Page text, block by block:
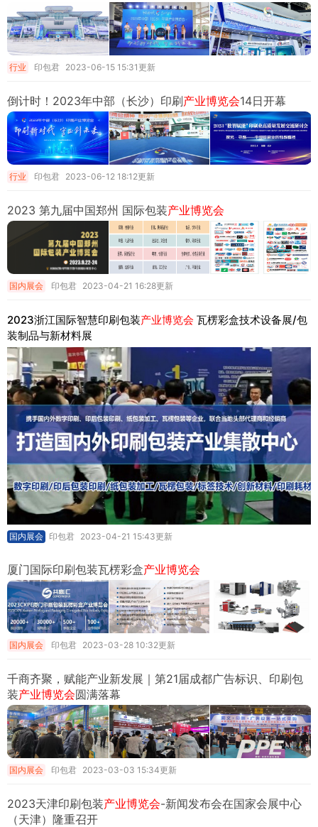
行业 印包君 2023-06-15 15:31更新
倒计时！2023年中部（长沙）印刷产业博览会14日开幕
行业 印包君 2023-06-12 18:12更新
2023 第九届中国郑州 国际包装产业博览会
国内展会 印包君 2023-04-21 16:28更新
2023浙江国际智慧印刷包装产业博览会 瓦楞彩盒技术设备展/包
装制品与新材料展
国内展会 印包君 2023-04-21 15:43更新
厦门国际印刷包装瓦楞彩盒产业博览会
国内展会 印包君 2023-03-28 10:32更新
千商齐聚，赋能产业新发展｜第21届成都广告标识、印刷包
装产业博览会圆满落幕
国内展会 印包君 2023-03-03 15:34更新
2023天津印刷包装产业博览会-新闻发布会在国家会展中心
（天津）隆重召开